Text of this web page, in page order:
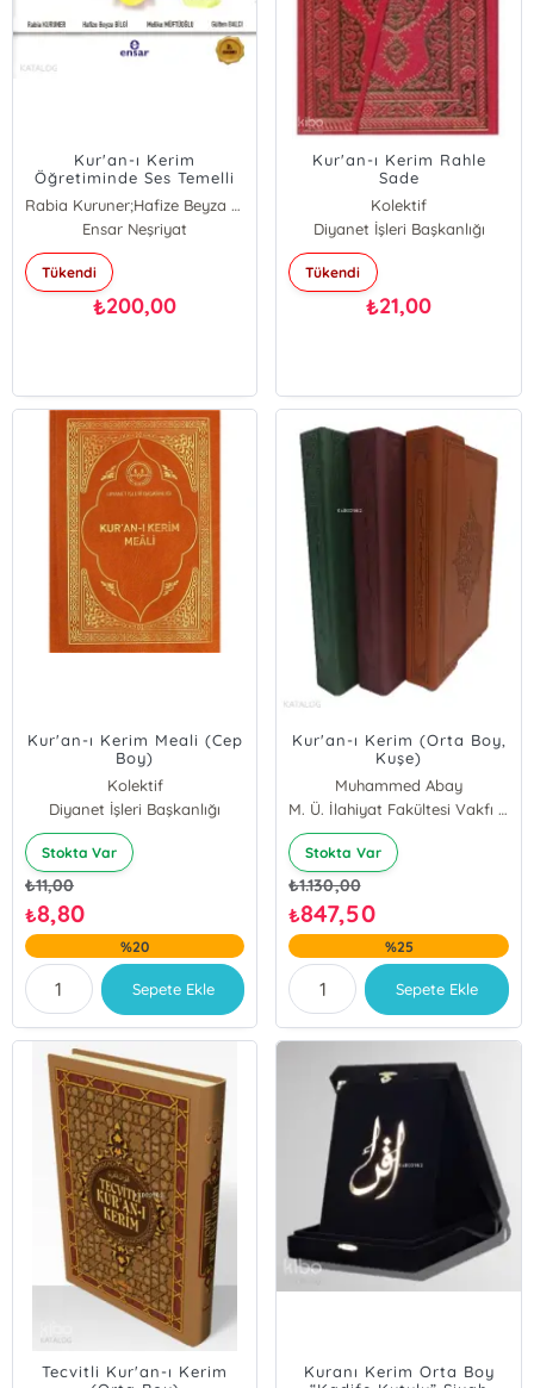
Kur'an-ı Kerim
Öğretiminde Ses Temelli
Elif-Ba; Okul Öncesi ve
İkokul
Rabia Kuruner;Hafize Beyza Bilgi;Melike Müftüoğlu;Gülten Balcı
Ensar Neşriyat
Tükendi
₺200,00
Kur'an-ı Kerim Rahle
Sade
Kolektif
Diyanet İşleri Başkanlığı
Tükendi
₺21,00
Kur'an-ı Kerim Meali (Cep
Boy)
Kolektif
Diyanet İşleri Başkanlığı
Stokta Var
₺11,00
₺8,80
%20
Sepete Ekle
Kur'an-ı Kerim (Orta Boy,
Kuşe)
Muhammed Abay
M. Ü. İlahiyat Fakültesi Vakfı Yayınları
Stokta Var
₺1.130,00
₺847,50
%25
Sepete Ekle
Tecvitli Kur'an-ı Kerim
Kuranı Kerim Orta Boy